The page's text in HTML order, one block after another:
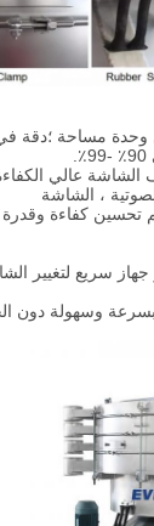
الشاشة عالي
، الشاشة
تحسين كفاءة
سريع لتغيير
بسرعة وسهولة دون